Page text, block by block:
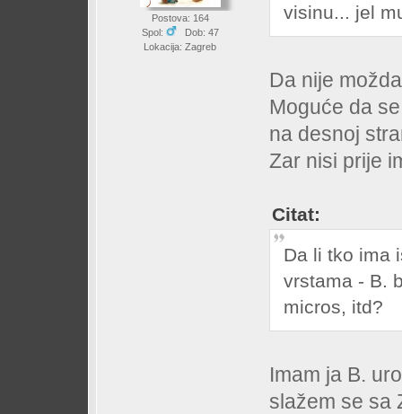
Postova: 164
Spol:
Dob: 47
Lokacija: Zagreb
visinu... jel
Da nije
Moguće da
na desnoj
Zar nisi prije
Citat:
Da li tko ima
vrstama - B.
micros, itd?
Imam ja B.
slažem se sa